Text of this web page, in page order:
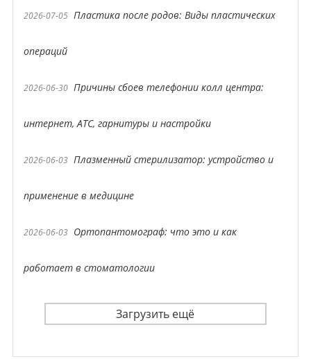
2026-07-05 Пластика после родов: Виды пластических
операций
2026-06-30 Причины сбоев телефонии колл центра:
интернет, АТС, гарнитуры и настройки
2026-06-03 Плазменный стерилизатор: устройство и
применение в медицине
2026-06-03 Ортопантомограф: что это и как
работает в стоматологии
Загрузить ещё